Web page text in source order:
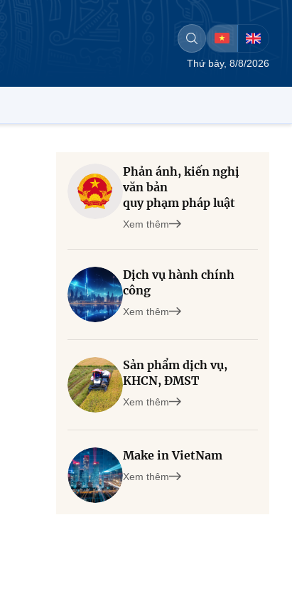
Thứ bảy, 8/8/2026
Phản ánh, kiến nghị
văn bản
quy phạm pháp luật
Xem thêm
Dịch vụ hành chính
công
Xem thêm
Sản phẩm dịch vụ,
KHCN, ĐMST
Xem thêm
Make in VietNam
Xem thêm